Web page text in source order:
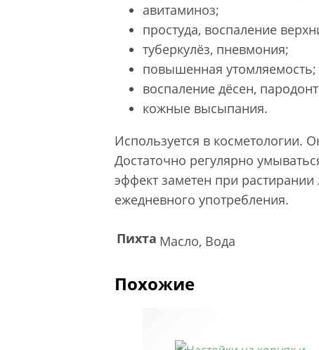
авитаминоз;
простуда, воспаление
туберкулёз, пневмония;
повышенная утомляемость;
воспаление дёсен,
кожные высыпания.
Используется в косметологии.
Достаточно регулярно
эффект заметен при
ежедневного употребления.
Пихта Масло, Вода
Похожие